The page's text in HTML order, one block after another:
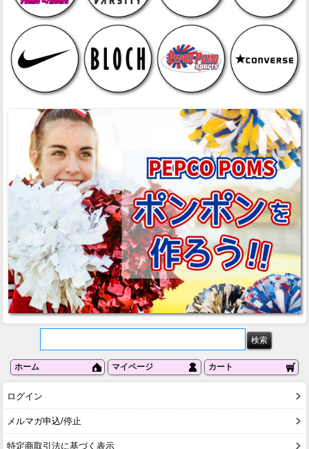
ホーム マイページ カート
ログイン
メルマガ申込/停止
特定商取引法に基づく表示